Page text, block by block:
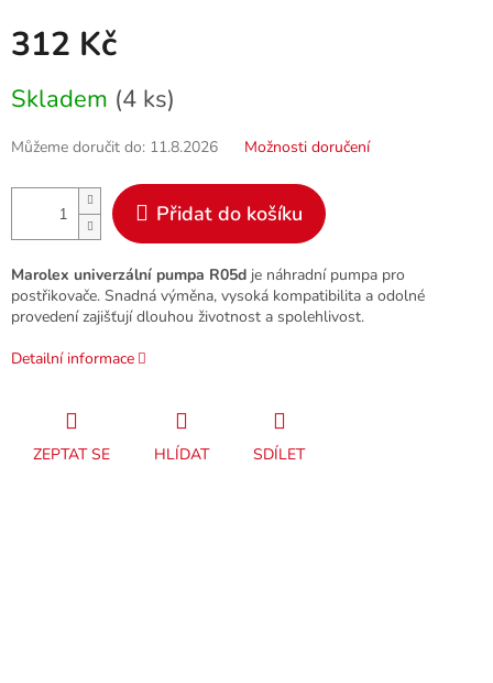
312 Kč
cena:
Skladem (4 ks)
Můžeme doručit do: 11.8.2026 Možnosti doručení
Přidat do košíku
Marolex univerzální pumpa R05d je náhradní pumpa pro
postřikovače. Snadná výměna, vysoká kompatibilita a odolné
provedení zajišťují dlouhou životnost a spolehlivost.
Detailní informace
ZEPTAT SE HLÍDAT SDÍLET